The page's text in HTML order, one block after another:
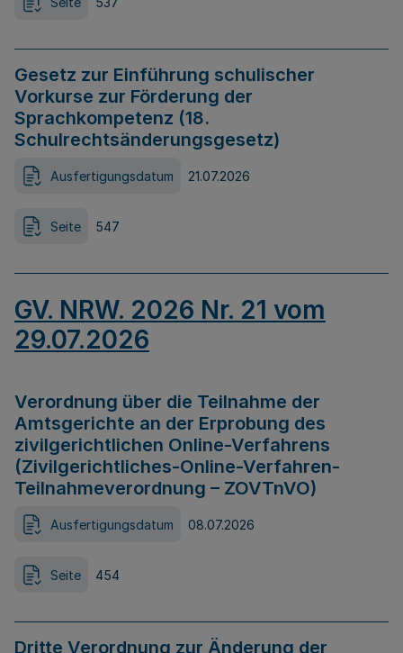
Gesetz zur Einführung schulischer
Vorkurse zur Förderung der
Sprachkompetenz (18.
Schulrechtsänderungsgesetz)
Ausfertigungsdatum 21.07.2026
Seite 547
GV. NRW. 2026 Nr. 21 vom
29.07.2026
Verordnung über die Teilnahme der
Amtsgerichte an der Erprobung des
zivilgerichtlichen Online-Verfahrens
(Zivilgerichtliches-Online-Verfahren-
Teilnahmeverordnung – ZOVTnVO)
Ausfertigungsdatum 08.07.2026
Seite 454
Dritte Verordnung zur Änderung der